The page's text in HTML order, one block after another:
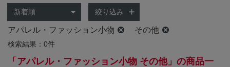
絞り込み
アパレル・ファッション小物 その他
検索結果：0件
「アパレル・ファッション小物 その他」の商品一